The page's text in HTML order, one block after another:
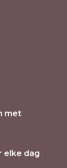
met
elke dag